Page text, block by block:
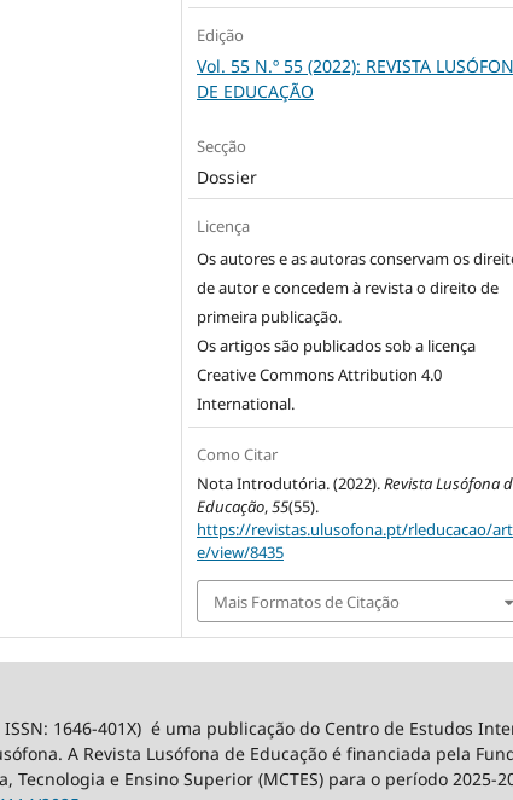
Edição
Vol. 55 N.º 55 (2022): REVISTA
DE EDUCAÇÃO
Secção
Dossier
Licença
Os autores e as autoras conservam os
de autor e concedem à revista o direito de
primeira publicação.
Os artigos são publicados sob a licença
Creative Commons Attribution 4.0
International.
Como Citar
Nota Introdutória. (2022).Revista Lusófona
Educação,55(55).
https://revistas.ulusofona.pt/rleducacao/
e/view/8435
Mais Formatos de Citação
ISSN: 1646-401X) é uma publicação do Centro de Estudos
A Revista Lusófona de Educação é financiada pela
e Ensino Superior (MCTES) para o período 2025-